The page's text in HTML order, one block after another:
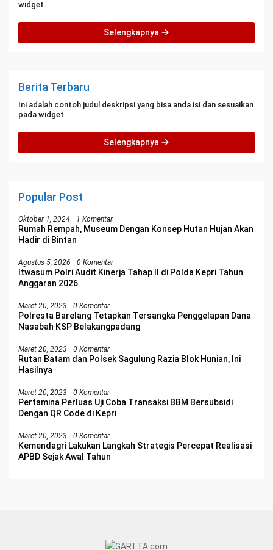
widget.
Selengkapnya
Berita Terbaru
Ini adalah contoh judul deskripsi yang bisa anda isi dan sesuaikan
pada widget
Selengkapnya
Popular Post
Oktober 1, 2024 1 Komentar
Rumah Rempah, Museum Dengan Konsep Hutan Hujan Akan
Hadir di Bintan
Agustus 5, 2026 0 Komentar
Itwasum Polri Audit Kinerja Tahap II di Polda Kepri Tahun
Anggaran 2026
Maret 20, 2023 0 Komentar
Polresta Barelang Tetapkan Tersangka Penggelapan Dana
Nasabah KSP Belakangpadang
Maret 20, 2023 0 Komentar
Rutan Batam dan Polsek Sagulung Razia Blok Hunian, Ini
Hasilnya
Maret 20, 2023 0 Komentar
Pertamina Perluas Uji Coba Transaksi BBM Bersubsidi
Dengan QR Code di Kepri
Maret 20, 2023 0 Komentar
Kemendagri Lakukan Langkah Strategis Percepat Realisasi
APBD Sejak Awal Tahun